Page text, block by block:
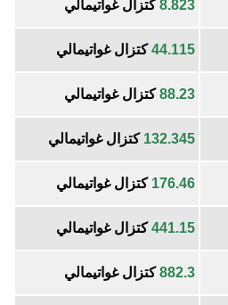
8.823 كتزال غواتيمالي
44.115كتزال غواتيمالي
88.23كتزال غواتيمالي
132.345 كتزال غواتيمالي
176.46 كتزال غواتيمالي
441.15كتزال غواتيمالي
882.3كتزال غواتيمالي